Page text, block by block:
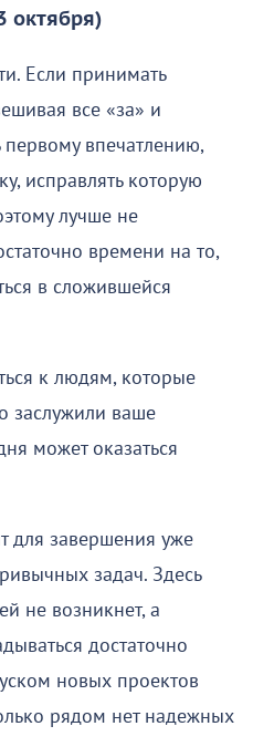
октября)
Если принимать
все «за» и
впечатлению,
исправлять которую
лучше не
времени на то,
в сложившейся
к людям, которые
заслужили ваше
может оказаться
для завершения уже
задач. Здесь
не возникнет, а
достаточно
новых проектов
рядом нет надежных